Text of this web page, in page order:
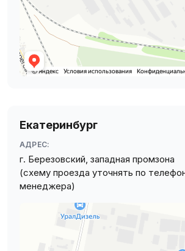
Екатеринбург
АДРЕС:
г. Березовский, западная промзона
(схему проезда уточнять по
менеджера)